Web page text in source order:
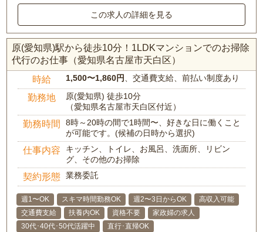
この求人の詳細を見る
原(愛知県)駅から徒歩10分！1LDKマンションでのお掃除
代行のお仕事（愛知県名古屋市天白区）
時給 1,500〜1,860円、交通費支給、前払い制度あり
勤務地
原(愛知県) 徒歩10分
（愛知県名古屋市天白区付近）
勤務時間
8時～20時の間で1時間〜、好きな日に働くこと
が可能です。(候補の日時から選択)
仕事内容
キッチン、トイレ、お風呂、洗面所、リビン
グ、その他のお掃除
契約形態 業務委託
週1〜OK スキマ時間勤務OK 週2〜3日からOK
高収入可能
交通費支給
扶養内OK 資格不要
家政婦の求人
30代･40代･50代活躍中
直行･直帰OK